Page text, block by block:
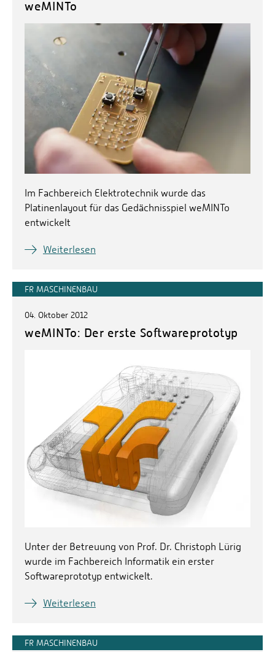
weMINTo
Im Fachbereich Elektrotechnik wurde das
Platinenlayout für das Gedächnisspiel weMINTo
entwickelt
Weiterlesen
FR MASCHINENBAU
04. Oktober 2012
weMINTo: Der erste Softwareprototyp
Unter der Betreuung von Prof. Dr. Christoph Lürig
wurde im Fachbereich Informatik ein erster
Softwareprototyp entwickelt.
Weiterlesen
FR MASCHINENBAU